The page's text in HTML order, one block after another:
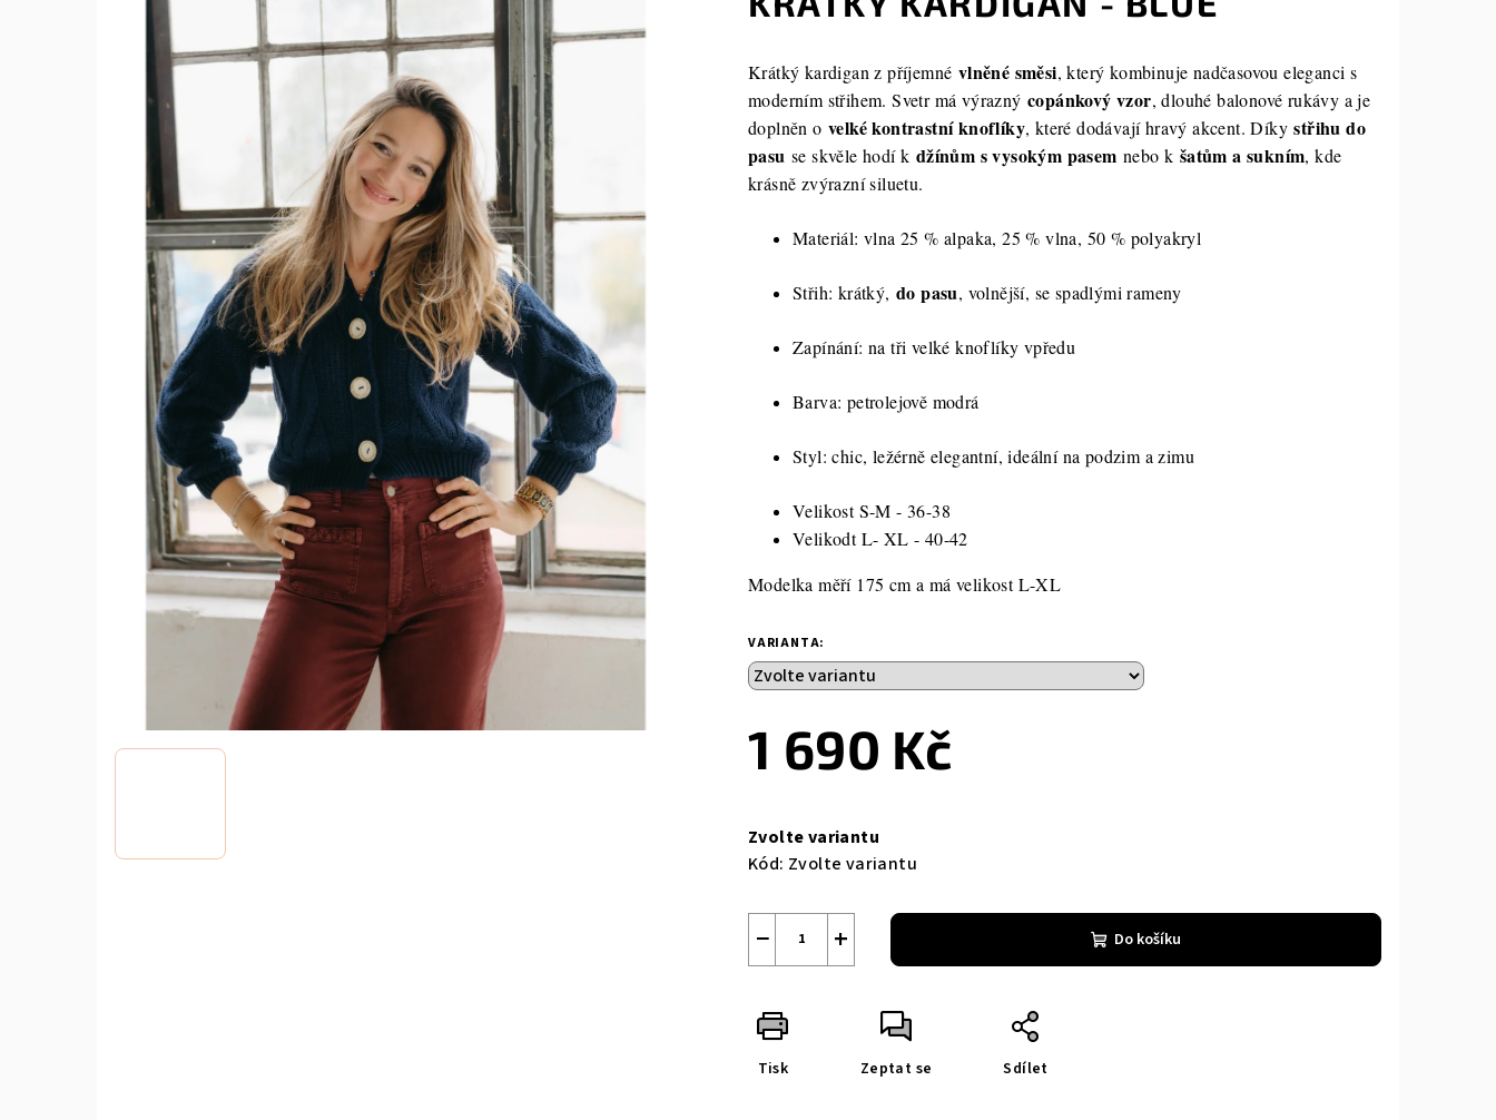
Krátký kardigan z příjemné vlněné směsi, který kombinuje nadčasovou eleganci s
moderním střihem. Svetr má výrazný copánkový vzor, dlouhé balonové rukávy a je
doplněn ovelké kontrastní knoflíky, které dodávají hravý akcent. Díkystřihu do
pasu se skvěle hodí k džínům s vysokým pasem nebo k šatům a sukním, kde
krásně zvýrazní siluetu.
Materiál: vlna25 % alpaka, 25 % vlna, 50 % polyakryl
Střih: krátký, do pasu, volnější, se spadlými rameny
Zapínání: na tři velké knoflíky vpředu
Barva: petrolejově modrá
Styl: chic, ležérně elegantní, ideální na podzim a zimu
Velikost S-M - 36-38
Velikodt L- XL - 40-42
Modelka měří 175 cm a má velikost L-XL
VARIANTA:
1 690 Kč
cena:
Zvolte variantu
Kód: Zvolte variantu
+
− Do košíku
Tisk Zeptat se Sdílet